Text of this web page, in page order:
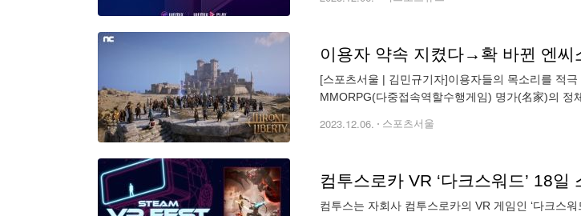
[스포츠서울 | 김민규기자]이용자들의 목소리를 적극
MMORPG(다중접속역할수행게임) 명가(名家)의 정
2023.12.06. 스포츠서울
컴투스로카 VR ‘다크스워드’ 18일
컴투스는 자회사 컴투스로카의 VR 게임인 ‘다크스